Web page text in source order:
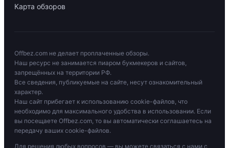
Карта обзоров
Offbez.com не делает проплаченные обзоры.
Наш ресурс не занимается пиаром букмекеров и сайтов,
запрещённых на территории РФ.
Все сведения, публикуемые на сайте, несут ознакомительный
характер.
Наш сайт прибегает к использованию cookie-файлов, что
необходимо для максимального удобства в использовании. Если
вы посещаете Offbez.com, то вы автоматически соглашаетесь на
передачу ваших cookie-файлов.
Для решения любых вопросов — вы можете связаться с нами с